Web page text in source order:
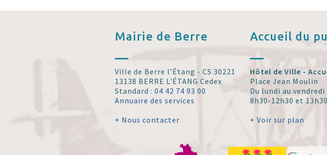
Mairie de Berre
Ville de Berre l’Étang - CS 30221
13138 BERRE L'ÉTANG Cedex
Standard :04 42 74 93 00
Annuaire des services
+ Nous contacter
Accueil du
Hôtel de Ville -
Place Jean Moulin
Du lundi au vendredi
8h30-12h30 et
+ Voir sur plan